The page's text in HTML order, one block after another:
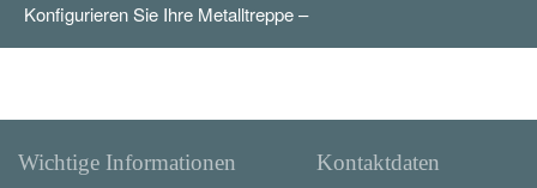
Konfigurieren Sie Ihre Metalltreppe –
Wichtige Informationen Kontaktdaten